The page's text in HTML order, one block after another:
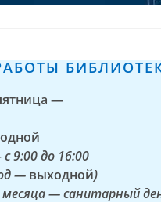
—
с 9:00 до 16:00
— выходной)
месяца — санитарный